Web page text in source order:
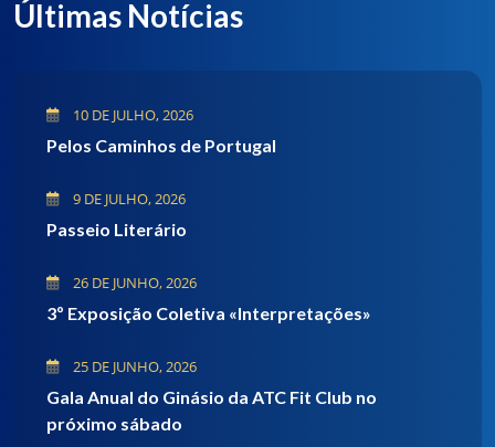
Últimas Notícias
10 DE JULHO, 2026
Pelos Caminhos de Portugal
9 DE JULHO, 2026
Passeio Literário
26 DE JUNHO, 2026
3º Exposição Coletiva «Interpretações»
25 DE JUNHO, 2026
Gala Anual do Ginásio da ATC Fit Club no
próximo sábado